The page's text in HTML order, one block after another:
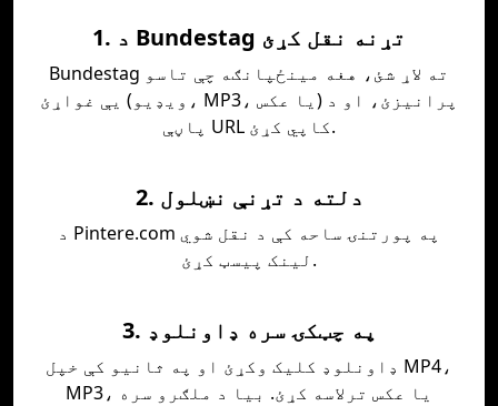
1. د Bundestag تړنه نقل کړئ
Bundestag ته لاړ شئ، هغه مینځپانګه چې تاسو
یې غواړئ (ویډیو، MP3، یا عکس) پرانیزئ، او د
پاڼې URL کاپي کړئ.
2. دلته د تړنې نښلول
د Pintere.com په پورتنۍ ساحه کې د نقل شوي
لینک پیسټ کړئ.
3. په چټکۍ سره ډاونلوډ
ډاونلوډ کلیک وکړئ او په ثانیو کې خپل MP4،
MP3، یا عکس ترلاسه کړئ. بیا د ملګرو سره